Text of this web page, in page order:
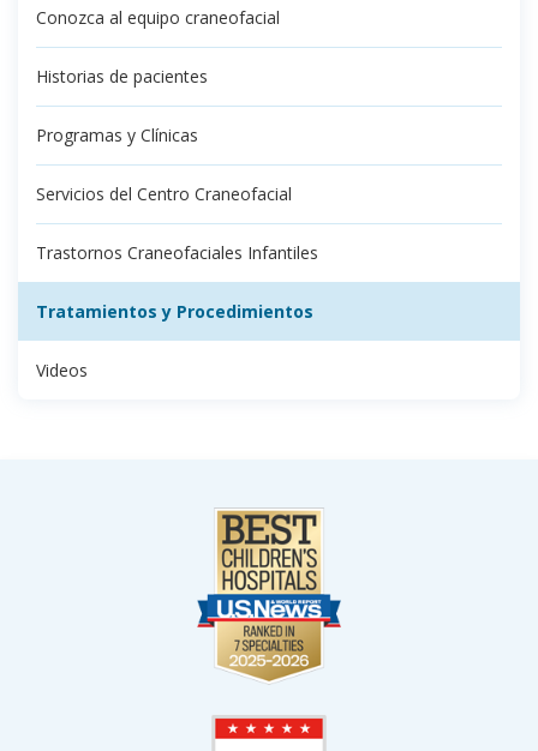
Conozca al equipo craneofacial
Historias de pacientes
Programas y Clínicas
Servicios del Centro Craneofacial
Trastornos Craneofaciales Infantiles
Tratamientos y Procedimientos
Videos